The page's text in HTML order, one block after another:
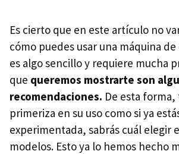
Es cierto que en este artículo no
cómo puedes usar una máquina
es algo sencillo y requiere mucha
que queremos mostrarte son
recomendaciones. De esta
primeriza en su uso como si ya
experimentada, sabrás cuál elegir
modelos. Esto ya lo hemos hecho